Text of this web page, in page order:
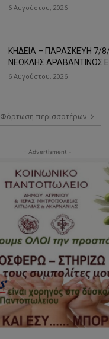
6 Αυγούστου, 2026
ΚΗΔΕΙΑ – ΠΑΡΑΣΚΕΥΗ 7/
ΝΕΟΚΛΗΣ ΑΡΑΒΑΝΤΙΝΟΣ
6 Αυγούστου, 2026
Φόρτωση περισσοτέρων
- Advertisment -